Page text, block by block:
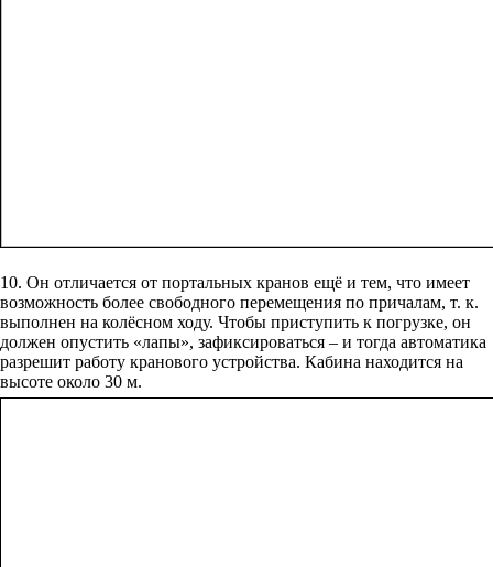
10. Он отличается от портальных кранов ещё и тем, что имеет
возможность более свободного перемещения по причалам, т. к.
выполнен на колёсном ходу. Чтобы приступить к погрузке, он
должен опустить «лапы», зафиксироваться – и тогда автоматика
разрешит работу кранового устройства. Кабина находится на
высоте около 30 м.